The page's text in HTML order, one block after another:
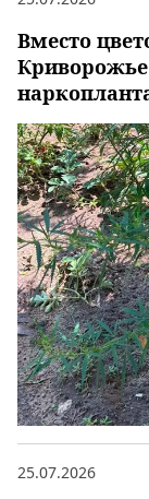
Вместо
Криворожье
25.07.2026